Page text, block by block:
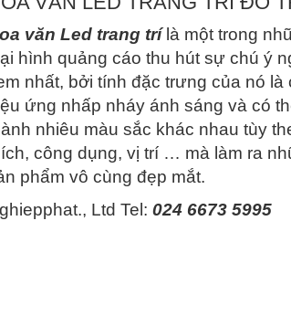
văn Led trang trí là một trong
hình quảng cáo thu hút sự chú ý
nhất, bởi tính đặc trưng của nó là
ứng nhấp nháy ánh sáng và có
nhiêu màu sắc khác nhau tùy
công dụng, vị trí … mà làm ra
phẩm vô cùng đẹp mắt.
Ltd Tel: 024 6673 5995